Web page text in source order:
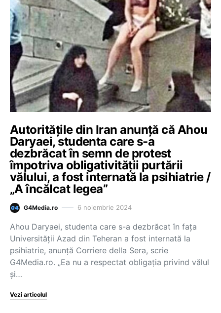
Autoritățile din Iran anunță că Ahou
Daryaei, studenta care s-a
dezbrăcat în semn de protest
împotriva obligativității purtării
vălului, a fost internată la psihiatrie /
„A încălcat legea”
G4Media.ro 6 noiembrie 2024
Ahou Daryaei, studenta care s-a dezbrăcat în fața
Universității Azad din Teheran a fost internată la
psihiatrie, anunță Corriere della Sera, scrie
G4Media.ro. „Ea nu a respectat obligația privind vălul
și…
Vezi articolul